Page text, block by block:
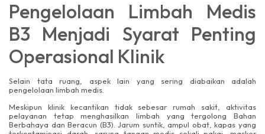
Pengelolaan Limbah Medis
B3 Menjadi Syarat Penting
Operasional Klinik
Selain tata ruang, aspek lain yang sering diabaikan adalah
pengelolaan limbah medis.
Meskipun klinik kecantikan tidak sebesar rumah sakit, aktivitas
pelayanan tetap menghasilkan limbah yang tergolong Bahan
Berbahaya dan Beracun (B3). Jarum suntik, ampul obat, kapas yang